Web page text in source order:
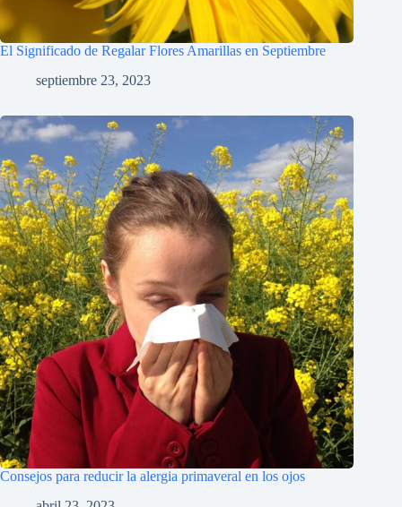
El Significado de Regalar Flores Amarillas en Septiembre
septiembre 23, 2023
Consejos para reducir la alergia primaveral en los ojos